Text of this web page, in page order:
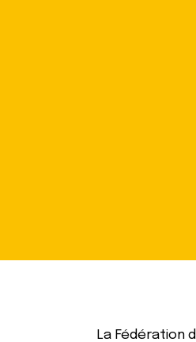
La Fédération